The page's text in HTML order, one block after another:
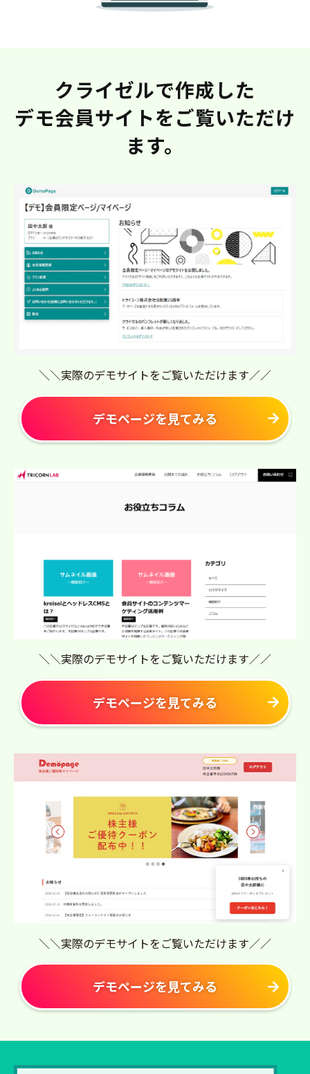
クライゼルで作成した
デモ会員サイトをご覧いただけ
ます。
＼＼実際のデモサイトをご覧いただけます／／
デモページを見てみる
＼＼実際のデモサイトをご覧いただけます／／
デモページを見てみる
＼＼実際のデモサイトをご覧いただけます／／
デモページを見てみる